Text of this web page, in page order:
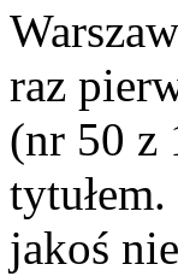
raz
(nr 50 z
jakoś